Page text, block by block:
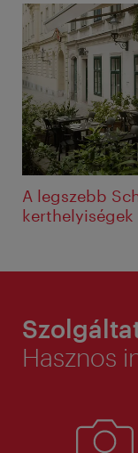
A legszebb
kerthelyiségek
Hasznos